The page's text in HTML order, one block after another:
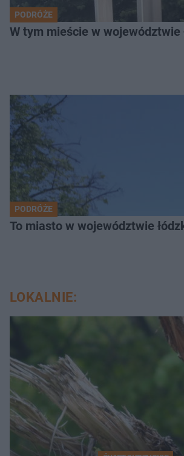
PODRÓŻE
W tym mieście w województwie
PODRÓŻE
To miasto w województwie
LOKALNIE: